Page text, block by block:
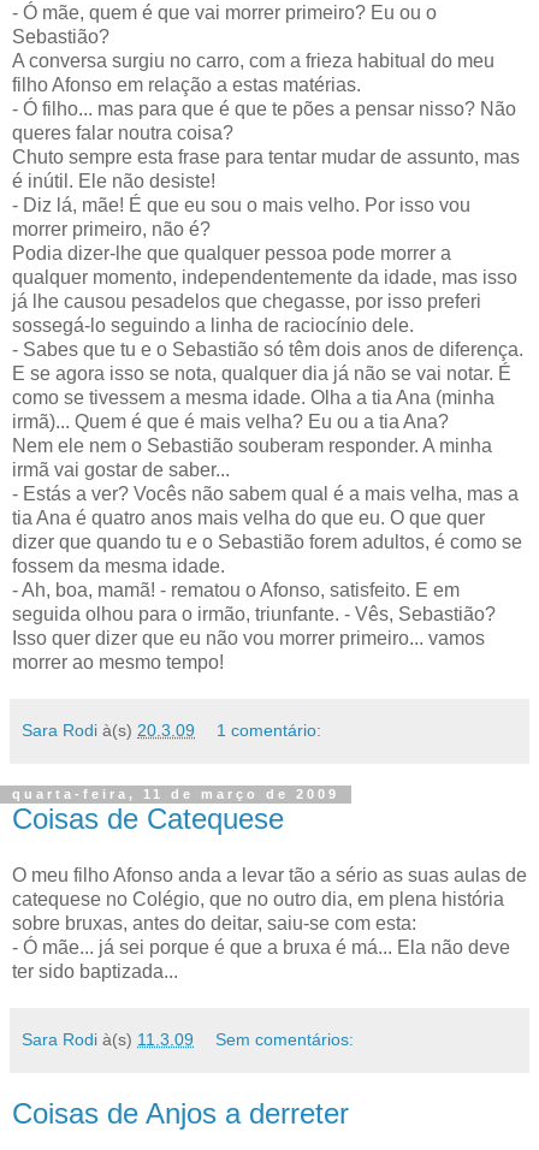
- Ó mãe, quem é que vai morrer primeiro? Eu ou o
Sebastião?
A conversa surgiu no carro, com a frieza habitual do meu
filho Afonso em relação a estas matérias.
- Ó filho... mas para que é que te pões a pensar nisso? Não
queres falar noutra coisa?
Chuto sempre esta frase para tentar mudar de assunto, mas
é inútil. Ele não desiste!
- Diz lá, mãe! É que eu sou o mais velho. Por isso vou
morrer primeiro, não é?
Podia dizer-lhe que qualquer pessoa pode morrer a
qualquer momento, independentemente da idade, mas isso
já lhe causou pesadelos que chegasse, por isso preferi
sossegá-lo seguindo a linha de raciocínio dele.
- Sabes que tu e o Sebastião só têm dois anos de diferença.
E se agora isso se nota, qualquer dia já não se vai notar. É
como se tivessem a mesma idade. Olha a tia Ana (minha
irmã)... Quem é que é mais velha? Eu ou a tia Ana?
Nem ele nem o Sebastião souberam responder. A minha
irmã vai gostar de saber...
- Estás a ver? Vocês não sabem qual é a mais velha, mas a
tia Ana é quatro anos mais velha do que eu. O que quer
dizer que quando tu e o Sebastião forem adultos, é como se
fossem da mesma idade.
- Ah, boa, mamã! - rematou o Afonso, satisfeito. E em
seguida olhou para o irmão, triunfante. - Vês, Sebastião?
Isso quer dizer que eu não vou morrer primeiro... vamos
morrer ao mesmo tempo!
Sara Rodi à(s) 20.3.09 1 comentário:
quarta-feira, 11 de março de 2009
Coisas de Catequese
O meu filho Afonso anda a levar tão a sério as suas aulas de
catequese no Colégio, que no outro dia, em plena história
sobre bruxas, antes do deitar, saiu-se com esta:
- Ó mãe... já sei porque é que a bruxa é má... Ela não deve
ter sido baptizada...
Sara Rodi à(s) 11.3.09 Sem comentários:
Coisas de Anjos a derreter